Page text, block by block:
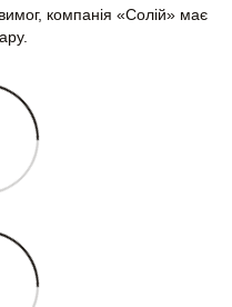
компанія «Солій» має